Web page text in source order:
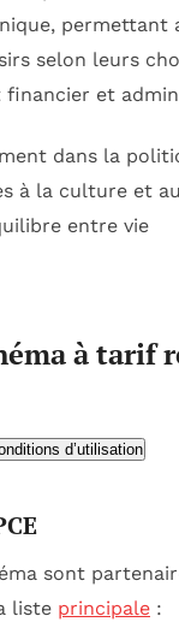
permettant
selon leurs
et
dans la
à la culture et
entre vie
à tarif
d’utilisation
sont
liste principale :